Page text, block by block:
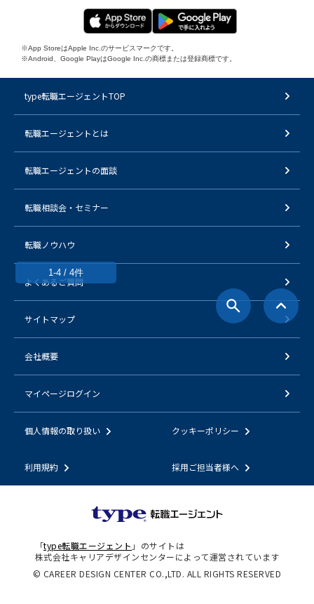
1-4 / 4件
※App StoreはApple Inc.のサービスマークです。
※Android、Google PlayはGoogle Inc.の商標または登録商標です。
type転職エージェントTOP
転職エージェントとは
転職エージェントの面談
転職相談会・セミナー
転職ノウハウ
よくあるご質問
サイトマップ
会社概要
マイページログイン
個人情報の取り扱い クッキーポリシー
利用規約 採用ご担当者様へ
「type転職エージェント 」のサイトは
株式会社キャリアデザインセンターによって運営されています
© CAREER DESIGN CENTER CO.,LTD. ALL RIGHTS RESERVED